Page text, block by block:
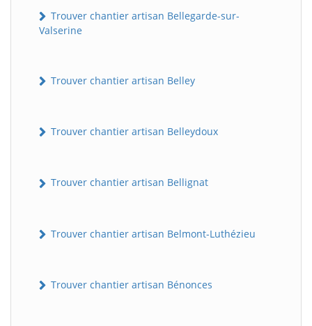
Trouver chantier artisan Bellegarde-sur-
Valserine
Trouver chantier artisan Belley
Trouver chantier artisan Belleydoux
Trouver chantier artisan Bellignat
Trouver chantier artisan Belmont-Luthézieu
Trouver chantier artisan Bénonces